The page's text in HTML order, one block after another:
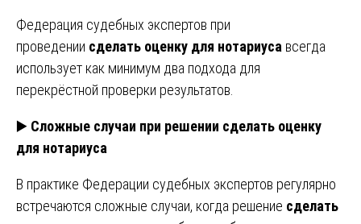
Федерация судебных экспертов при
проведении сделать оценку для нотариуса всегда
использует как минимум два подхода для
перекрёстной проверки результатов.
▶️ Сложные случаи при решении сделать оценку
для нотариуса
В практике Федерации судебных экспертов регулярно
встречаются сложные случаи, когда решение сделать